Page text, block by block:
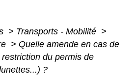
> Transports - Mobilité >
> Quelle amende en cas de
du permis de
?